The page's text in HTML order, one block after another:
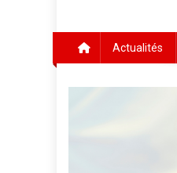
Actualités